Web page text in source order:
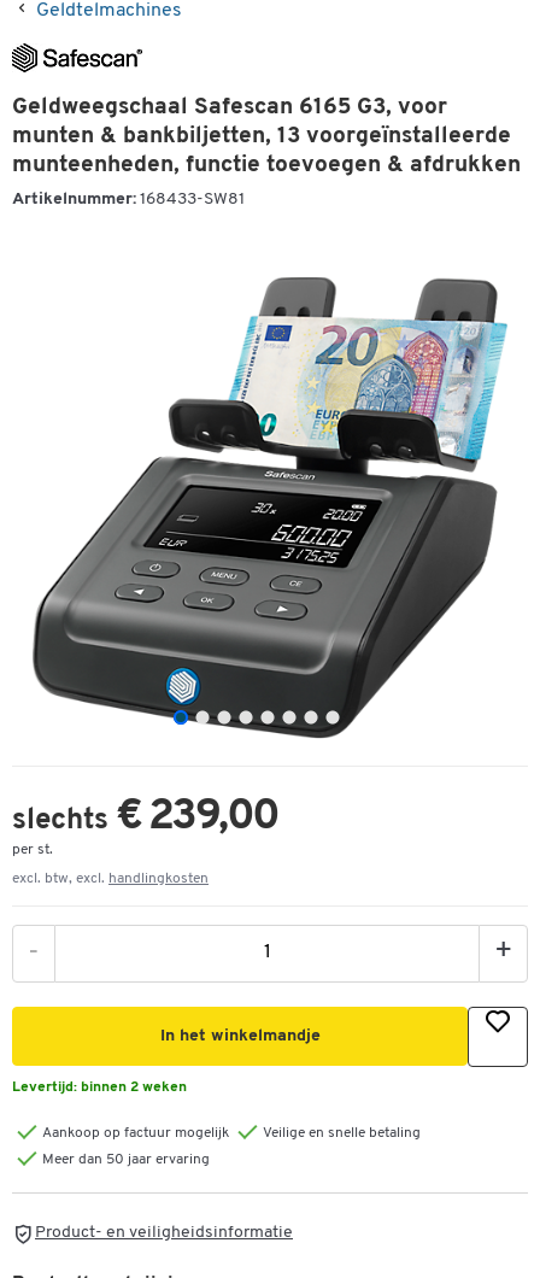
Geldtelmachines
Geldweegschaal Safescan 6165 G3, voor
munten & bankbiljetten, 13 voorgeïnstalleerde
munteenheden, functie toevoegen & afdrukken
Artikelnummer: 168433-SW81
slechts € 239,00
per st.
excl. btw, excl. handlingkosten
- +
In het winkelmandje
Levertijd: binnen 2 weken
Aankoop op factuur mogelijk
Veilige en snelle betaling
Meer dan 50 jaar ervaring
Product- en veiligheidsinformatie